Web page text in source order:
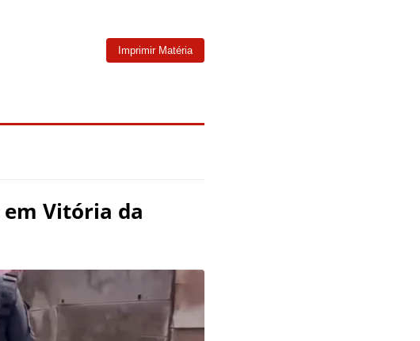
Imprimir Matéria
Vitória da